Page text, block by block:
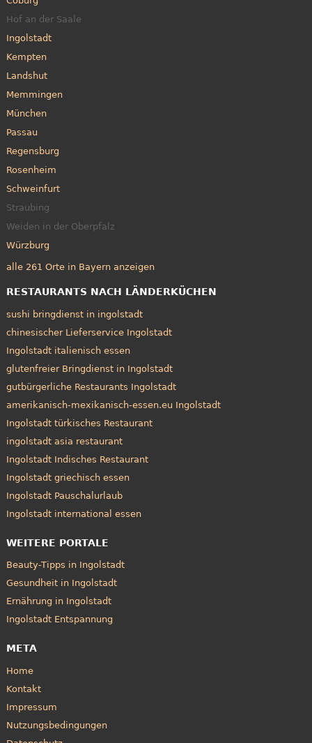
Hof an der Saale
Ingolstadt
Kempten
Landshut
Memmingen
München
Passau
Regensburg
Rosenheim
Schweinfurt
Straubing
Weiden in der Oberpfalz
Würzburg
alle 261 Orte in Bayern anzeigen
RESTAURANTS NACH LÄNDERKÜCHEN
sushi bringdienst in ingolstadt
chinesischer Lieferservice Ingolstadt
Ingolstadt italienisch essen
glutenfreier Bringdienst in Ingolstadt
gutbürgerliche Restaurants Ingolstadt
amerikanisch-mexikanisch-essen.eu Ingolstadt
Ingolstadt türkisches Restaurant
ingolstadt asia restaurant
Ingolstadt Indisches Restaurant
Ingolstadt griechisch essen
Ingolstadt Pauschalurlaub
Ingolstadt international essen
WEITERE PORTALE
Beauty-Tipps in Ingolstadt
Gesundheit in Ingolstadt
Ernährung in Ingolstadt
Ingolstadt Entspannung
META
Home
Kontakt
Impressum
Nutzungsbedingungen